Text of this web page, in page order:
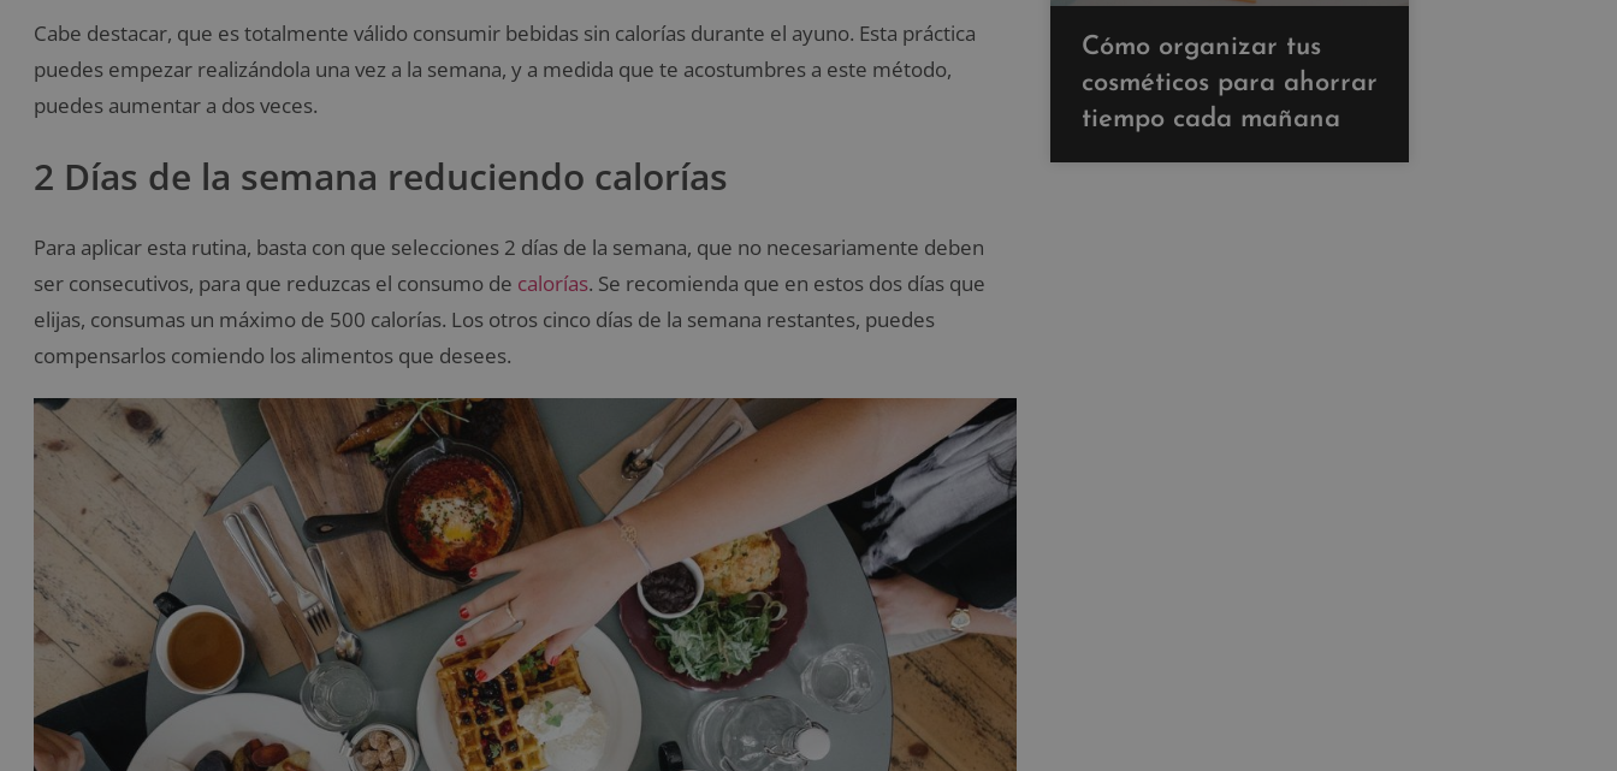
Cabe destacar, que es totalmente válido consumir bebidas sin calorías durante el ayuno. Esta práctica
puedes empezar realizándola una vez a la semana, y a medida que te acostumbres a este método,
puedes aumentar a dos veces.
2 Días de la semana reduciendo calorías
Para aplicar esta rutina, basta con que selecciones 2 días de la semana, que no necesariamente deben
ser consecutivos, para que reduzcas el consumo de calorías. Se recomienda que en estos dos días que
elijas, consumas un máximo de 500 calorías. Los otros cinco días de la semana restantes, puedes
compensarlos comiendo los alimentos que desees.
Cómo organizar tus
cosméticos para ahorrar
tiempo cada mañana